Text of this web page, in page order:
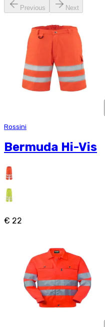
Previous Next
Rossini
Bermuda Hi-Vis
€ 22